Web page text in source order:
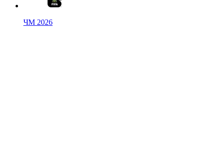
ЧМ 2026